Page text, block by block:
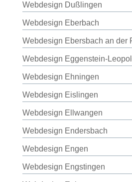
Webdesign Dußlingen
Webdesign Eberbach
Webdesign Ebersbach an der
Webdesign Eggenstein-
Webdesign Ehningen
Webdesign Eislingen
Webdesign Ellwangen
Webdesign Endersbach
Webdesign Engen
Webdesign Engstingen